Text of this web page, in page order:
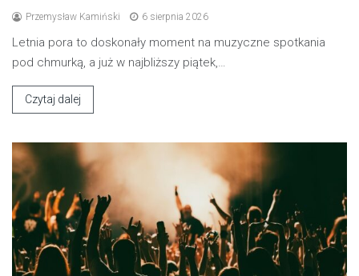
Przemysław Kamiński 6 sierpnia 2026
Letnia pora to doskonały moment na muzyczne spotkania
pod chmurką, a już w najbliższy piątek,…
Czytaj dalej